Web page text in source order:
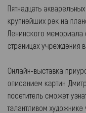
Пятнадцать
крупнейших рек на
Ленинского
страницах учреждения
Онлайн-выставка
описанием картин
посетитель сможет
талантливом художнике